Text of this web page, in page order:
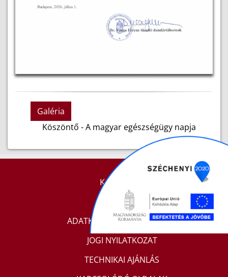
Galéria
Köszöntő - A magyar egészségügy napja
KAPCSOLAT
IMPRESSZUM
ADATKEZELÉSI TÁJÉKOZTATÓ
JOGI NYILATKOZAT
TECHNIKAI AJÁNLÁS